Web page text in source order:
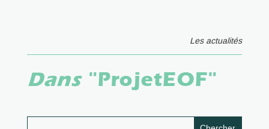
Les actualités
Dans"ProjetEOF"